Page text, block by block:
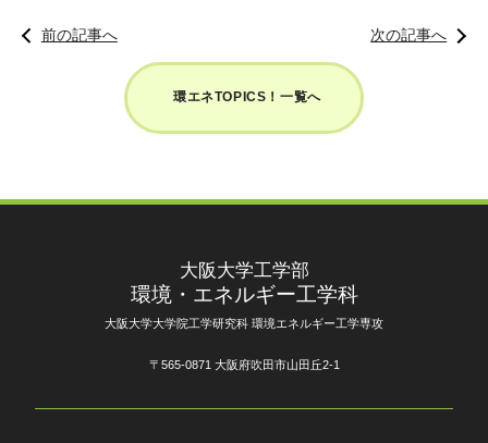
前の記事へ 次の記事へ
環エネTOPICS！一覧へ
大阪大学工学部
環境・エネルギー工学科
大阪大学大学院工学研究科 環境エネルギー工学専攻
〒565-0871 大阪府吹田市山田丘2-1